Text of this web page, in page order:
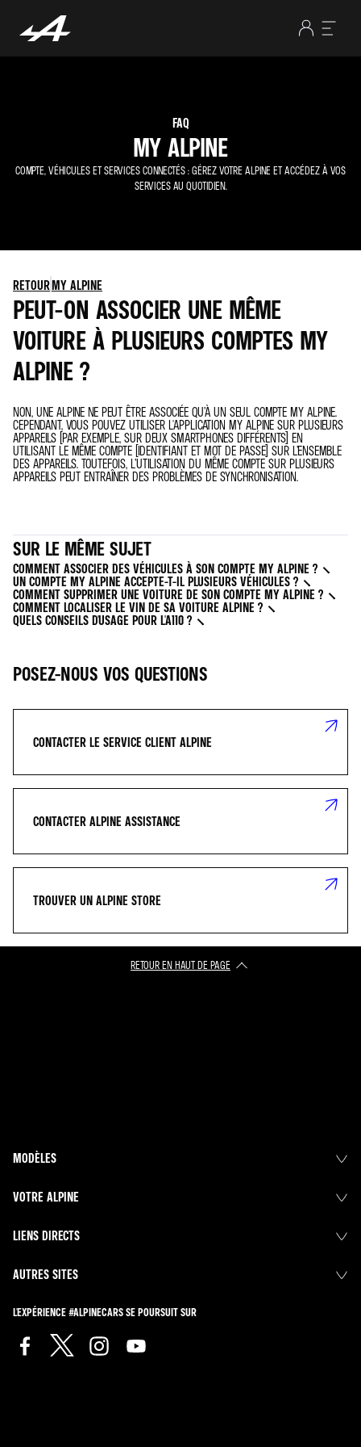
FAQ
MY ALPINE
COMPTE, VÉHICULES ET SERVICES CONNECTÉS : GÉREZ VOTRE ALPINE ET ACCÉDEZ À VOS
SERVICES AU QUOTIDIEN.
RETOURMY ALPINE
PEUT-ON ASSOCIER UNE MÊME
VOITURE À PLUSIEURS COMPTES MY
ALPINE ?
NON, UNE ALPINE NE PEUT ÊTRE ASSOCIÉE QU’À UN SEUL COMPTE MY ALPINE.
CEPENDANT, VOUS POUVEZ UTILISER L'APPLICATION MY ALPINE SUR PLUSIEURS
APPAREILS (PAR EXEMPLE, SUR DEUX SMARTPHONES DIFFÉRENTS) EN
UTILISANT LE MÊME COMPTE (IDENTIFIANT ET MOT DE PASSE) SUR L’ENSEMBLE
DES APPAREILS. TOUTEFOIS, L’UTILISATION DU MÊME COMPTE SUR PLUSIEURS
APPAREILS PEUT ENTRAÎNER DES PROBLÈMES DE SYNCHRONISATION.
SUR LE MÊME SUJET
COMMENT ASSOCIER DES VÉHICULES À SON COMPTE MY ALPINE ?
UN COMPTE MY ALPINE ACCEPTE-T-IL PLUSIEURS VÉHICULES ?
COMMENT SUPPRIMER UNE VOITURE DE SON COMPTE MY ALPINE ?
COMMENT LOCALISER LE VIN DE SA VOITURE ALPINE ?
QUELS CONSEILS D'USAGE POUR L'A110 ?
POSEZ-NOUS VOS QUESTIONS
CONTACTER LE SERVICE CLIENT ALPINE
CONTACTER ALPINE ASSISTANCE
TROUVER UN ALPINE STORE
RETOUR EN HAUT DE PAGE​
MODÈLES
VOTRE ALPINE
LIENS DIRECTS
AUTRES SITES
L'EXPÉRIENCE #ALPINECARS SE POURSUIT SUR